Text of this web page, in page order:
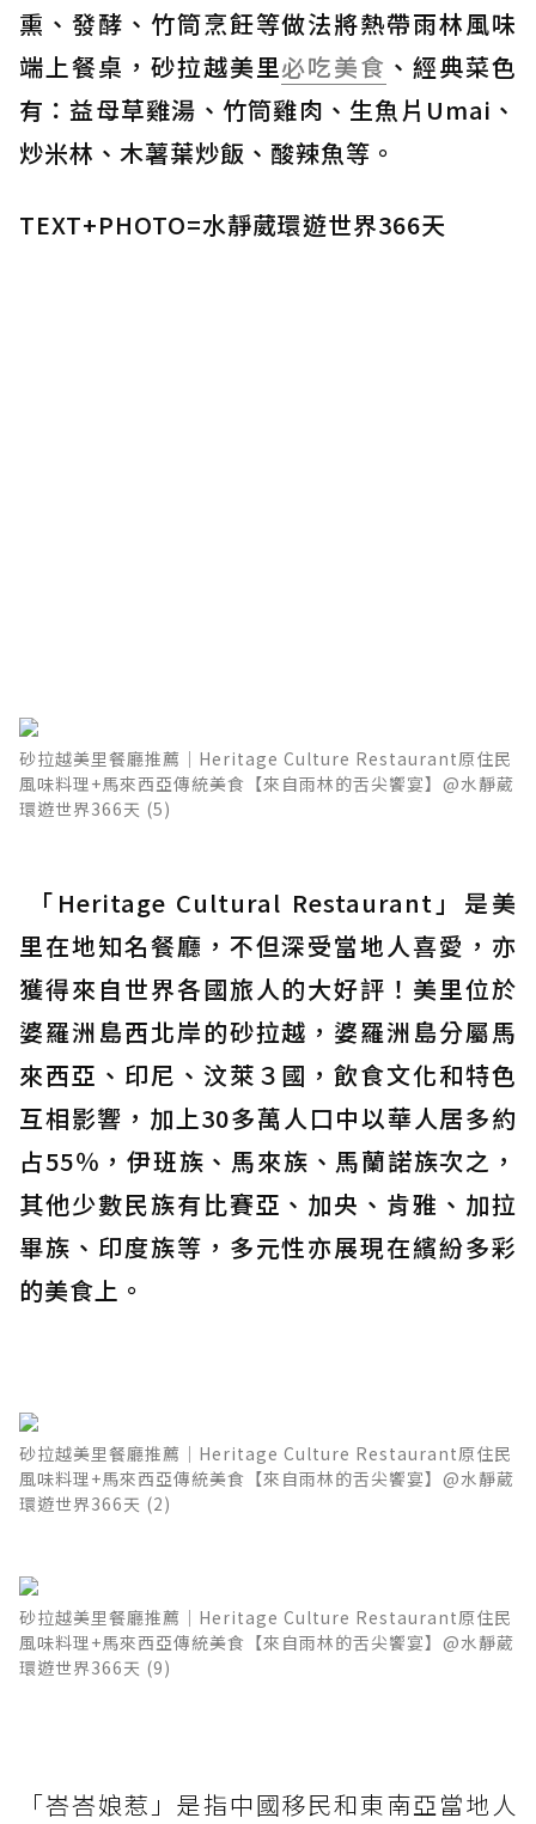
熏、發酵、竹筒烹飪等做法將熱帶雨林風味
端上餐桌，砂拉越美里必吃美食 、經典菜色
有：益母草雞湯、竹筒雞肉、生魚片Umai、
炒米林、木薯葉炒飯、酸辣魚等。
TEXT+PHOTO=水靜葳環遊世界366天
砂拉越美里餐廳推薦│Heritage Culture Restaurant原住民
風味料理+馬來西亞傳統美食【來自雨林的舌尖饗宴】@水靜葳
環遊世界366天 (5)
「Heritage Cultural Restaurant」是美
里在地知名餐廳，不但深受當地人喜愛，亦
獲得來自世界各國旅人的大好評！美里位於
婆羅洲島西北岸的砂拉越，婆羅洲島分屬馬
來西亞、印尼、汶萊３國，飲食文化和特色
互相影響，加上30多萬人口中以華人居多約
占55％，伊班族、馬來族、馬蘭諾族次之，
其他少數民族有比賽亞、加央、肯雅、加拉
畢族、印度族等，多元性亦展現在繽紛多彩
的美食上。
砂拉越美里餐廳推薦│Heritage Culture Restaurant原住民
風味料理+馬來西亞傳統美食【來自雨林的舌尖饗宴】@水靜葳
環遊世界366天 (2)
砂拉越美里餐廳推薦│Heritage Culture Restaurant原住民
風味料理+馬來西亞傳統美食【來自雨林的舌尖饗宴】@水靜葳
環遊世界366天 (9)
「峇峇娘惹」是指中國移民和東南亞當地人